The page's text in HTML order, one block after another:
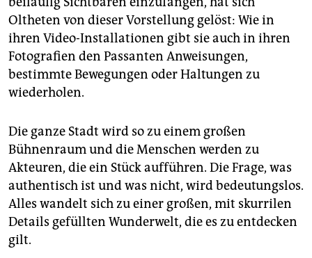
Oltheten von dieser Vorstellung gelöst: Wie in
ihren Video-Installationen gibt sie auch in ihren
Fotografien den Passanten Anweisungen,
bestimmte Bewegungen oder Haltungen zu
wiederholen.
Die ganze Stadt wird so zu einem großen
Bühnenraum und die Menschen werden zu
Akteuren, die ein Stück aufführen. Die Frage, was
authentisch ist und was nicht, wird bedeutungslos.
Alles wandelt sich zu einer großen, mit skurrilen
Details gefüllten Wunderwelt, die es zu entdecken
gilt.